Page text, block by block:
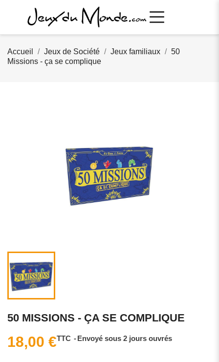
Accueil Jeux de Société Jeux familiaux
50
Missions - ça se complique
50 MISSIONS - ÇA SE COMPLIQUE
18,00 €TTC Envoyé sous 2 jours ouvrés